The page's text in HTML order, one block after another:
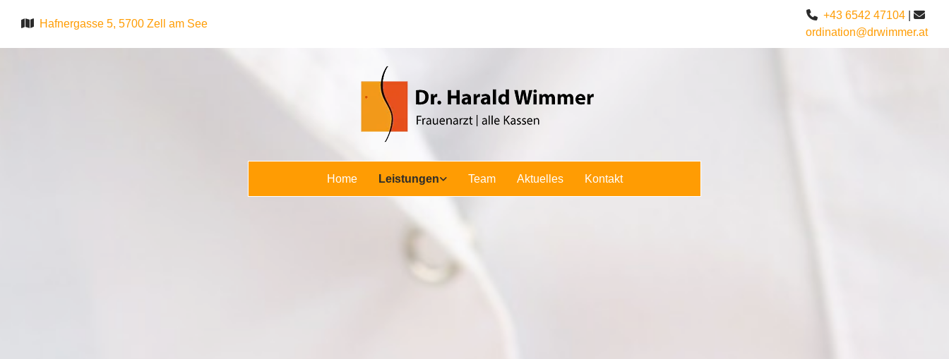
 Hafnergasse 5, 5700 Zell am See
 +43 6542 47104 
ordination@drwimmer.at
Home Leistungen Team Aktuelles Kontakt